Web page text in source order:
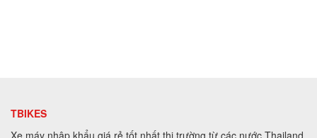
TBIKES
Xe máy nhập khẩu giá rẻ tốt nhất thị trường từ các nước Thailand,